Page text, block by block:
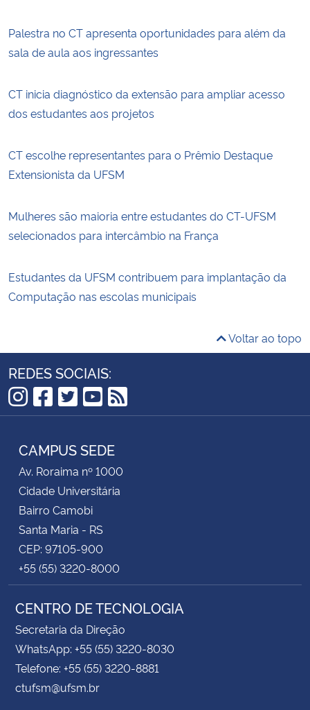
Palestra no CT apresenta oportunidades para além da
sala de aula aos ingressantes
CT inicia diagnóstico da extensão para ampliar acesso
dos estudantes aos projetos
CT escolhe representantes para o Prêmio Destaque
Extensionista da UFSM
Mulheres são maioria entre estudantes do CT-UFSM
selecionados para intercâmbio na França
Estudantes da UFSM contribuem para implantação da
Computação nas escolas municipais
Voltar ao topo
REDES SOCIAIS:
Instagram
Facebook
Twitter
YouTube
RSS
CAMPUS SEDE
Av. Roraima nº 1000
Cidade Universitária
Bairro Camobi
Santa Maria - RS
CEP: 97105-900
+55 (55) 3220-8000
CENTRO DE TECNOLOGIA
Secretaria da Direção
WhatsApp: +55 (55) 3220-8030
Telefone: +55 (55) 3220-8881
ctufsm@ufsm.br